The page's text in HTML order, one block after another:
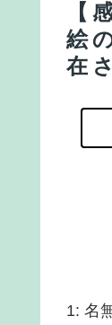
【
絵
在
1: 名